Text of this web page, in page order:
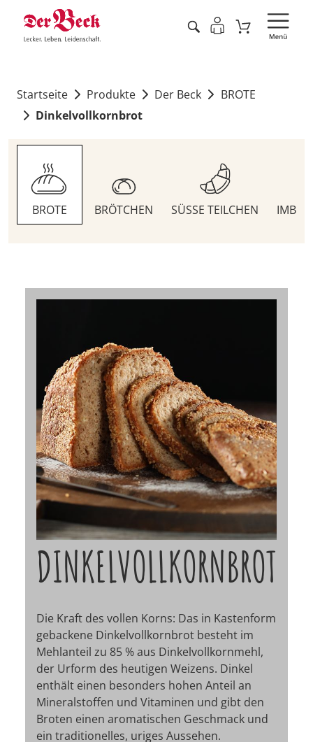
Startseite Produkte Der Beck
BROTE
Dinkelvollkornbrot
BROTE BRÖTCHEN SÜSSE TEILCHEN
DINKELVOLLKORNBROT
Die Kraft des vollen Korns: Das in Kastenform
gebackene Dinkelvollkornbrot besteht im
Mehlanteil zu 85 % aus Dinkelvollkornmehl,
der Urform des heutigen Weizens. Dinkel
enthält einen besonders hohen Anteil an
Mineralstoffen und Vitaminen und gibt den
Broten einen aromatischen Geschmack und
ein traditionelles, uriges Aussehen.